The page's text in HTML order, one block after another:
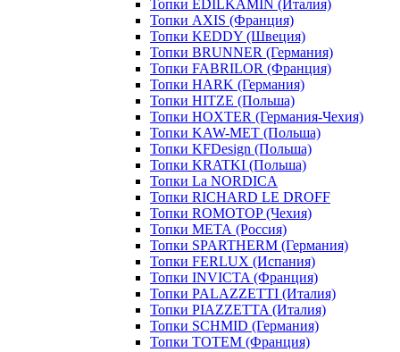
Топки EDILKAMIN (Италия)
Топки AXIS (Франция)
Топки KEDDY (Швеция)
Топки BRUNNER (Германия)
Топки FABRILOR (Франция)
Топки HARK (Германия)
Топки HITZE (Польша)
Топки HOXTER (Германия-Чехия)
Топки KAW-MET (Польша)
Топки KFDesign (Польша)
Топки KRATKI (Польша)
Топки La NORDICA
Топки RICHARD LE DROFF
Топки ROMOTOP (Чехия)
Топки МЕТА (Россия)
Топки SPARTHERM (Германия)
Топки FERLUX (Испания)
Топки INVICTA (Франция)
Топки PALAZZETTI (Италия)
Топки PIAZZETTA (Италия)
Топки SCHMID (Германия)
Топки TOTEM (Франция)